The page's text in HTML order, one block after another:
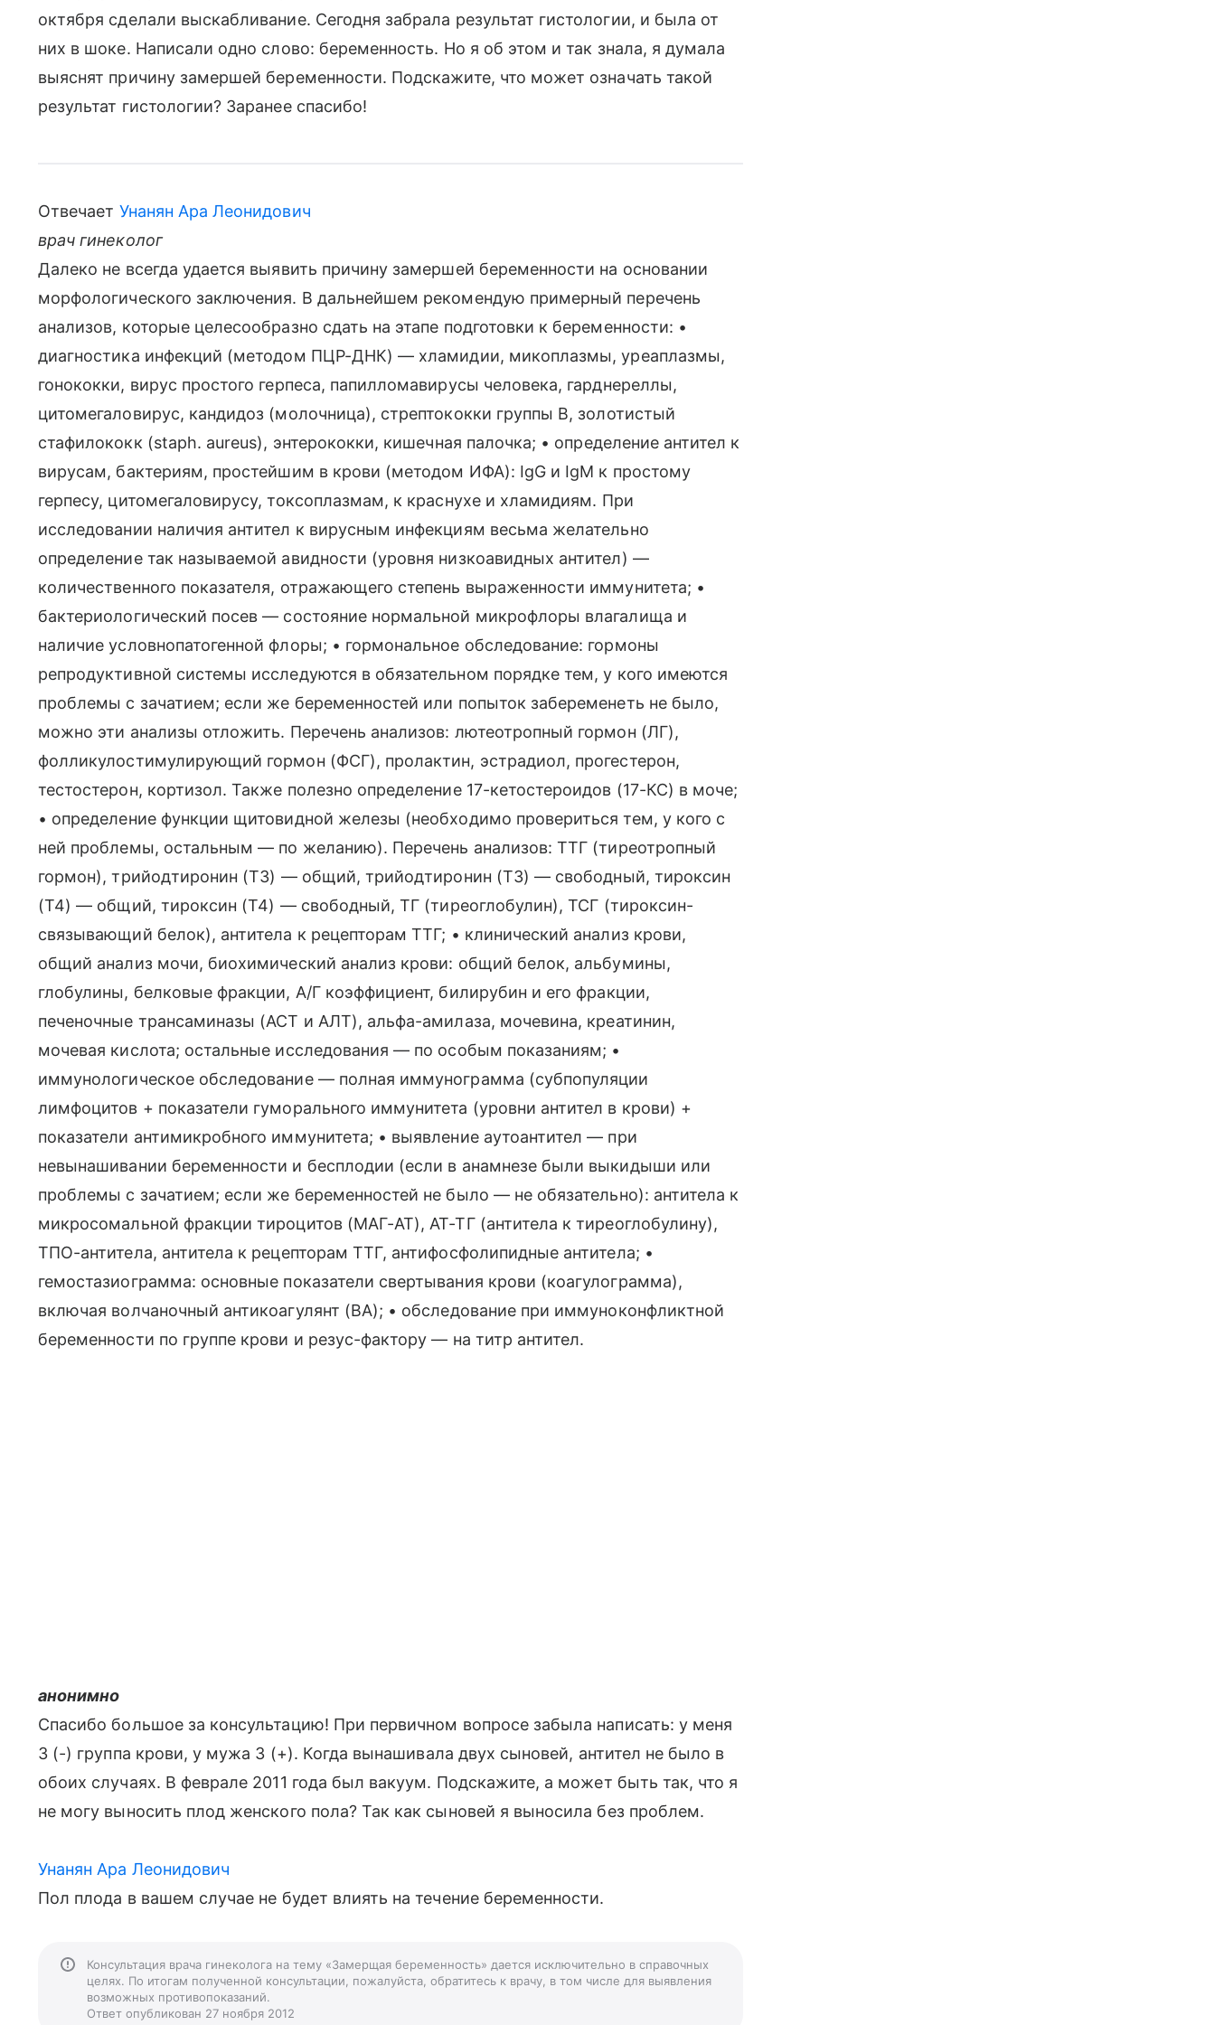
октября сделали выскабливание. Сегодня забрала результат гистологии, и была от
них в шоке. Написали одно слово: беременность. Но я об этом и так знала, я думала
выяснят причину замершей беременности. Подскажите, что может означать такой
результат гистологии? Заранее спасибо!
Отвечает Унанян Ара Леонидович
врач гинеколог
Далеко не всегда удается выявить причину замершей беременности на основании
морфологического заключения. В дальнейшем рекомендую примерный перечень
анализов, которые целесообразно сдать на этапе подготовки к беременности: •
диагностика инфекций (методом ПЦР-ДНК) — хламидии, микоплазмы, уреаплазмы,
гонококки, вирус простого герпеса, папилломавирусы человека, гарднереллы,
цитомегаловирус, кандидоз (молочница), стрептококки группы В, золотистый
стафилококк (staph. aureus), энтерококки, кишечная палочка; • определение антител к
вирусам, бактериям, простейшим в крови (методом ИФА): IgG и IgM к простому
герпесу, цитомегаловирусу, токсоплазмам, к краснухе и хламидиям. При
исследовании наличия антител к вирусным инфекциям весьма желательно
определение так называемой авидности (уровня низкоавидных антител) —
количественного показателя, отражающего степень выраженности иммунитета; •
бактериологический посев — состояние нормальной микрофлоры влагалища и
наличие условнопатогенной флоры; • гормональное обследование: гормоны
репродуктивной системы исследуются в обязательном порядке тем, у кого имеются
проблемы с зачатием; если же беременностей или попыток забеременеть не было,
можно эти анализы отложить. Перечень анализов: лютеотропный гормон (ЛГ),
фолликулостимулирующий гормон (ФСГ), пролактин, эстрадиол, прогестерон,
тестостерон, кортизол. Также полезно определение 17-кетостероидов (17-КС) в моче;
• определение функции щитовидной железы (необходимо провериться тем, у кого с
ней проблемы, остальным — по желанию). Перечень анализов: ТТГ (тиреотропный
гормон), трийодтиронин (Т3) — общий, трийодтиронин (Т3) — свободный, тироксин
(Т4) — общий, тироксин (Т4) — свободный, ТГ (тиреоглобулин), ТСГ (тироксин-
связывающий белок), антитела к рецепторам ТТГ; • клинический анализ крови,
общий анализ мочи, биохимический анализ крови: общий белок, альбумины,
глобулины, белковые фракции, А/Г коэффициент, билирубин и его фракции,
печеночные трансаминазы (АСТ и АЛТ), альфа-амилаза, мочевина, креатинин,
мочевая кислота; остальные исследования — по особым показаниям; •
иммунологическое обследование — полная иммунограмма (субпопуляции
лимфоцитов + показатели гуморального иммунитета (уровни антител в крови) +
показатели антимикробного иммунитета; • выявление аутоантител — при
невынашивании беременности и бесплодии (если в анамнезе были выкидыши или
проблемы с зачатием; если же беременностей не было — не обязательно): антитела к
микросомальной фракции тироцитов (МАГ-АТ), АТ-ТГ (антитела к тиреоглобулину),
ТПО-антитела, антитела к рецепторам ТТГ, антифосфолипидные антитела; •
гемостазиограмма: основные показатели свертывания крови (коагулограмма),
включая волчаночный антикоагулянт (ВА); • обследование при иммуноконфликтной
беременности по группе крови и резус-фактору — на титр антител.
анонимно
Спасибо большое за консультацию! При первичном вопросе забыла написать: у меня
3 (-) группа крови, у мужа 3 (+). Когда вынашивала двух сыновей, антител не было в
обоих случаях. В феврале 2011 года был вакуум. Подскажите, а может быть так, что я
не могу выносить плод женского пола? Так как сыновей я выносила без проблем.
Унанян Ара Леонидович
Пол плода в вашем случае не будет влиять на течение беременности.
Консультация врача гинеколога на тему «Замерщая беременность» дается исключительно в справочных
целях. По итогам полученной консультации, пожалуйста, обратитесь к врачу, в том числе для выявления
возможных противопоказаний.
Ответ опубликован 27 ноября 2012